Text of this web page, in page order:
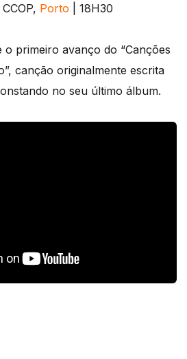
Porto | 18H30
o primeiro avanço do “Canções
canção originalmente escrita
no seu último álbum.